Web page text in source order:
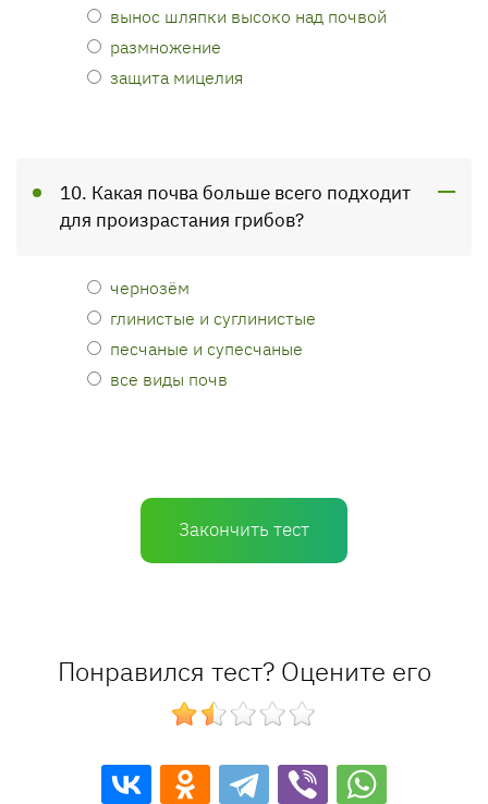
вынос шляпки высоко над почвой
размножение
защита мицелия
10. Какая почва больше всего подходит
для произрастания грибов?
чернозём
глинистые и суглинистые
песчаные и супесчаные
все виды почв
Закончить тест
Понравился тест? Оцените его